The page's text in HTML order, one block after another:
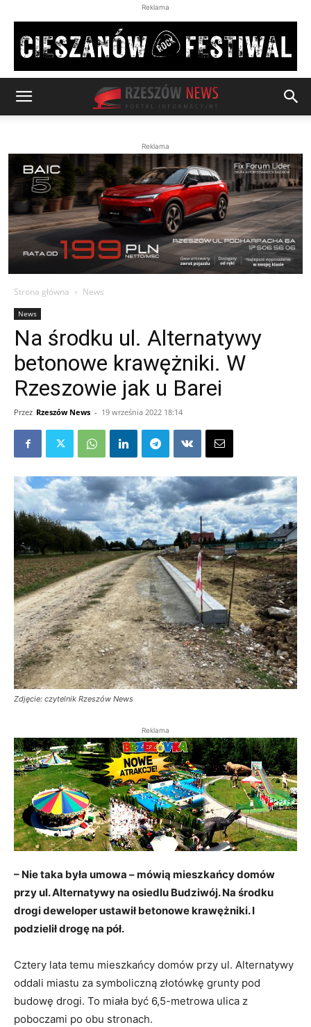
Reklama
Reklama
Strona główna News
News
Na środku ul. Alternatywy
betonowe krawężniki. W
Rzeszowie jak u Barei
Przez Rzeszów News - 19 września 2022 18:14
Zdjęcie: czytelnik Rzeszów News
Reklama
– Nie taka była umowa – mówią mieszkańcy domów
przy ul. Alternatywy na osiedlu Budziwój. Na środku
drogi deweloper ustawił betonowe krawężniki. I
podzielił drogę na pół.
Cztery lata temu mieszkańcy domów przy ul. Alternatywy
oddali miastu za symboliczną złotówkę grunty pod
budowę drogi. To miała być 6,5-metrowa ulica z
poboczami po obu stronach.